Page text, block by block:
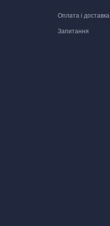
Оплата і доставка
Запитання